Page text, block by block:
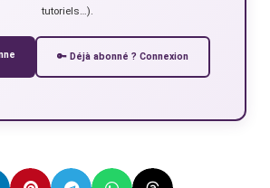
tutoriels…).
🔑 Déjà abonné ? Connexion